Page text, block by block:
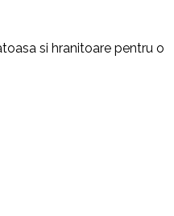
si hranitoare pentru o